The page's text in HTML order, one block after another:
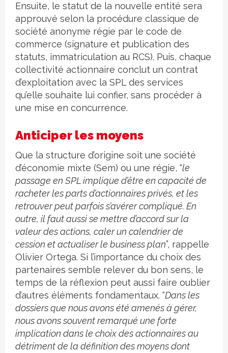
Ensuite, le statut de la nouvelle entité sera
approuvé selon la procédure classique de
société anonyme régie par le code de
commerce (signature et publication des
statuts, immatriculation au RCS). Puis, chaque
collectivité actionnaire conclut un contrat
d’exploitation avec la SPL des services
qu’elle souhaite lui confier, sans procéder à
une mise en concurrence.
Anticiper les moyens
Que la structure d’origine soit une société
d’économie mixte (Sem) ou une régie, “le
passage en SPL implique d’être en capacité de
racheter les parts d’actionnaires privés, et les
retrouver peut parfois s’avérer compliqué. En
outre, il faut aussi se mettre d’accord sur la
valeur des actions, caler un calendrier de
cession et actualiser le business plan”, rappelle
Olivier Ortega. Si l’importance du choix des
partenaires semble relever du bon sens, le
temps de la réflexion peut aussi faire oublier
d’autres éléments fondamentaux. “Dans les
dossiers que nous avons été amenés à gérer,
nous avons souvent remarqué une forte
implication dans le choix des actionnaires au
détriment de la définition des moyens dont